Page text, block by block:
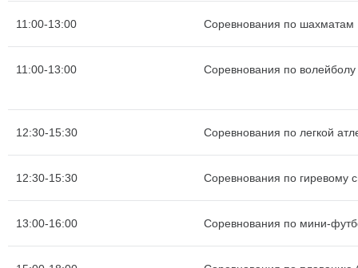
11:00-13:00 Соревнования по шахматам
11:00-13:00 Соревнования по волейболу
12:30-15:30 Соревнования по легкой
12:30-15:30 Соревнования по гиревому
13:00-16:00 Соревнования по мини-